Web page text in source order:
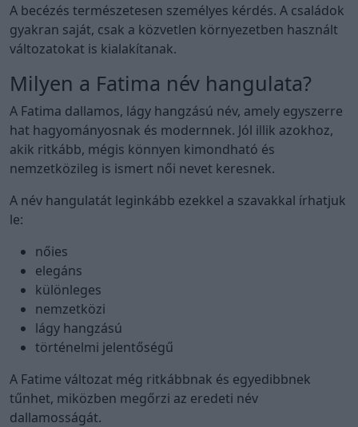
A becézés természetesen személyes kérdés. A családok
gyakran saját, csak a közvetlen környezetben használt
változatokat is kialakítanak.
Milyen a Fatima név hangulata?
A Fatima dallamos, lágy hangzású név, amely egyszerre
hat hagyományosnak és modernnek. Jól illik azokhoz,
akik ritkább, mégis könnyen kimondható és
nemzetközileg is ismert női nevet keresnek.
A név hangulatát leginkább ezekkel a szavakkal írhatjuk
le:
nőies
elegáns
különleges
nemzetközi
lágy hangzású
történelmi jelentőségű
A Fatime változat még ritkábbnak és egyedibbnek
tűnhet, miközben megőrzi az eredeti név
dallamosságát.